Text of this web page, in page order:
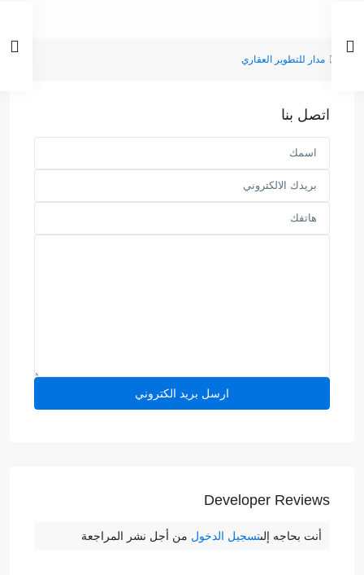
مدار للتطوير العقاري
اتصل بنا
Developer Reviews
أنت بحاجه إلىتسجيل الدخول من أجل نشر المراجعة